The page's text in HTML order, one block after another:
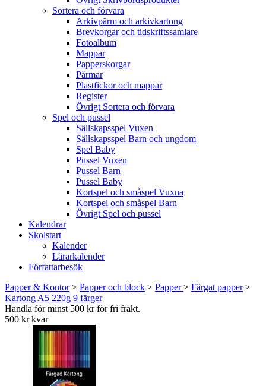
Sortera och förvara
Arkivpärm och arkivkartong
Brevkorgar och tidskriftssamlare
Fotoalbum
Mappar
Papperskorgar
Pärmar
Plastfickor och mappar
Register
Övrigt Sortera och förvara
Spel och pussel
Sällskapsspel Vuxen
Sällskapsspel Barn och ungdom
Spel Baby
Pussel Vuxen
Pussel Barn
Pussel Baby
Kortspel och småspel Vuxna
Kortspel och småspel Barn
Övrigt Spel och pussel
Kalendrar
Skolstart
Kalender
Lärarkalender
Författarbesök
Papper & Kontor> Papper och block > Papper> Färgat papper>
Kartong A5 220g 9 färger
Handla för minst 500 kr för fri frakt.
500 kr kvar